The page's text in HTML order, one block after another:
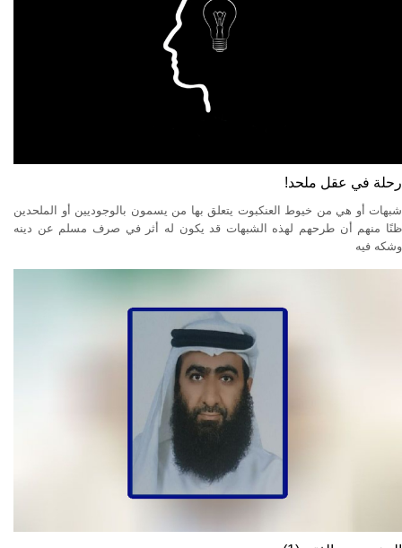
رحلة في عقل ملحد!
شبهات أو هي من خيوط العنكبوت يتعلق بها من يسمون بالوجوديين أو الملحدين
ظنًا منهم أن طرحهم لهذه الشبهات قد يكون له أثر في صرف مسلم عن دينه
وشكه فيه